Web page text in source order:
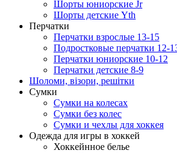
Шорты юниорские Jr
Шорты детские Yth
Перчатки
Перчатки взрослые 13-15
Подростковые перчатки 12-
Перчатки юниорские 10-12
Перчатки детские 8-9
Шоломи, візори, решітки
Сумки
Сумки на колесах
Сумки без колес
Сумки и чехлы для хоккея
Одежда для игры в хоккей
Хоккейнное белье